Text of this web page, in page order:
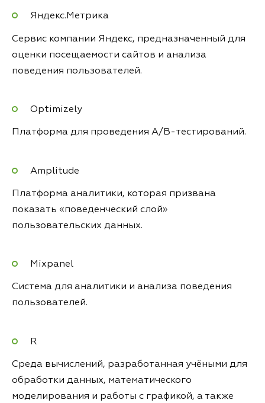
Яндекс.Метрика
Сервис компании Яндекс, предназначенный для
оценки посещаемости сайтов и анализа
поведения пользователей.
Optimizely
Платформа для проведения A/B-тестирований.
Amplitude
Платформа аналитики, которая призвана
показать «поведенческий слой»
пользовательских данных.
Mixpanel
Система для аналитики и анализа поведения
пользователей.
R
Среда вычислений, разработанная учёными для
обработки данных, математического
моделирования и работы с графикой, а также